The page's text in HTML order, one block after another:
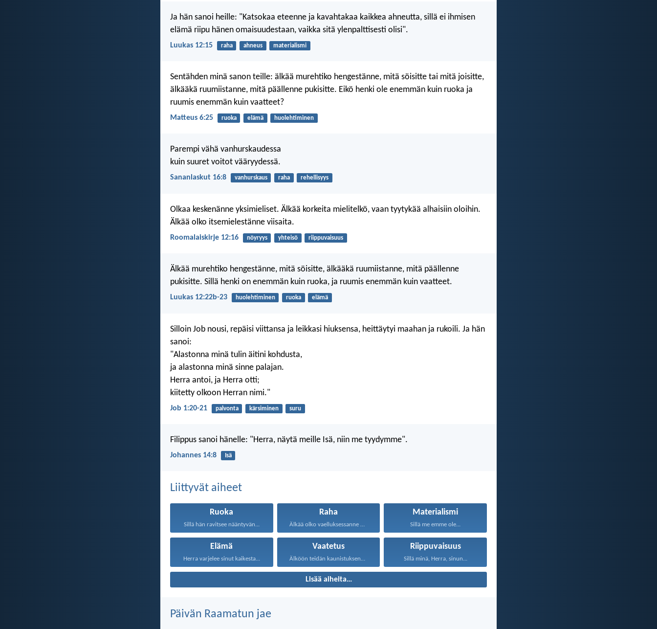
Ja hän sanoi heille: "Katsokaa eteenne ja kavahtakaa kaikkea ahneutta, sillä ei ihmisen
elämä riipu hänen omaisuudestaan, vaikka sitä ylenpalttisesti olisi".
Luukas 12:15 raha ahneus materialismi
Sentähden minä sanon teille: älkää murehtiko hengestänne, mitä söisitte tai mitä joisitte,
älkääkä ruumiistanne, mitä päällenne pukisitte. Eikö henki ole enemmän kuin ruoka ja
ruumis enemmän kuin vaatteet?
Matteus 6:25 ruoka elämä huolehtiminen
Parempi vähä vanhurskaudessa
kuin suuret voitot vääryydessä.
Sananlaskut 16:8 vanhurskaus raha rehellisyys
Olkaa keskenänne yksimieliset. Älkää korkeita mielitelkö, vaan tyytykää alhaisiin oloihin.
Älkää olko itsemielestänne viisaita.
Roomalaiskirje 12:16 nöyryys yhteisö riippuvaisuus
Älkää murehtiko hengestänne, mitä söisitte, älkääkä ruumiistanne, mitä päällenne
pukisitte. Sillä henki on enemmän kuin ruoka, ja ruumis enemmän kuin vaatteet.
Luukas 12:22b-23 huolehtiminen ruoka elämä
Silloin Job nousi, repäisi viittansa ja leikkasi hiuksensa, heittäytyi maahan ja rukoili. Ja hän
sanoi:
"Alastonna minä tulin äitini kohdusta,
ja alastonna minä sinne palajan.
Herra antoi, ja Herra otti;
kiitetty olkoon Herran nimi."
Job 1:20-21 palvonta kärsiminen suru
Filippus sanoi hänelle: "Herra, näytä meille Isä, niin me tyydymme".
Johannes 14:8 Isä
Liittyvät aiheet
Ruoka
Sillä hän ravitsee nääntyvän...
Raha Materialismi
Sillä me emme ole...
Elämä
Herra varjelee sinut kaikesta...
Vaatetus Riippuvaisuus
Sillä minä, Herra, sinun...
Lisää aiheita…
Päivän Raamatun jae